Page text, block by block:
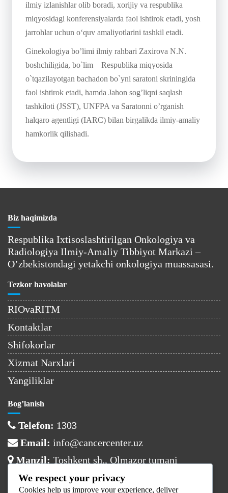
ilmiy izlanishlar olib boradi, xorijiy va respublika
miqyosidagi konferensiyalarda faol ishtirok etadi, yosh
jarrohlar uchun o‘quv amaliyotlarini tashkil etadi.
Ginekologiya bo’limi ilmiy rahbari Zaxirova N.N.
boshchiligida, bo`lim Respublika miqyosida
o`tqazilayotgan bachadon bo`yni saratoni skriningida
faol ishtirok etadi, hamda Jahon sog’liqni saqlash
tashkiloti (JSST), UNFPA va Saratonni o’rganish
halqaro agentligi (IARC) bilan birgalikda ilmiy-amaliy
hamkorlik qilishadi.
Biz haqimizda
Respublika Ixtisoslashtirilgan Onkologiya va
Radiologiya Ilmiy-Amaliy Tibbiyot Markazi –
O’zbekistondagi yetakchi onkologiya muassasasi.
Tezkor havolalar
RIOvaRITM
Kontaktlar
Shifokorlar
Xizmat Narxlari
Yangiliklar
Bog’lanish
Telefon: 1303
Email: info@cancercenter.uz
Manzil: Toshkent sh., Olmazor tumani
Ish vaqti
We respect your privacy
Cookies help us improve your experience, deliver